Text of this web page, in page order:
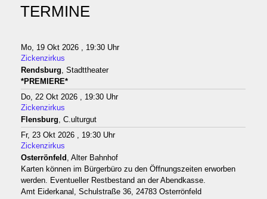
TERMINE
Mo, 19 Okt 2026 , 19:30 Uhr
Zickenzirkus
Rendsburg, Stadttheater
*PREMIERE*
Do, 22 Okt 2026 , 19:30 Uhr
Zickenzirkus
Flensburg, C.ulturgut
Fr, 23 Okt 2026 , 19:30 Uhr
Zickenzirkus
Osterrönfeld , Alter Bahnhof
Karten können im Bürgerbüro zu den Öffnungszeiten erworben
werden. Eventueller Restbestand an der Abendkasse.
Amt Eiderkanal, Schulstraße 36, 24783 Osterrönfeld